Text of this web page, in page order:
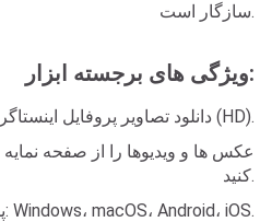
سازگار است.
ویژگی های برجسته ابزار:
دانلود تصاویر پروفایل اینستاگرام با وضوح بالا (HD).
کنید.
پشتیبانی از تمامی پلتفرم ها: Windows، macOS، Android، iOS.